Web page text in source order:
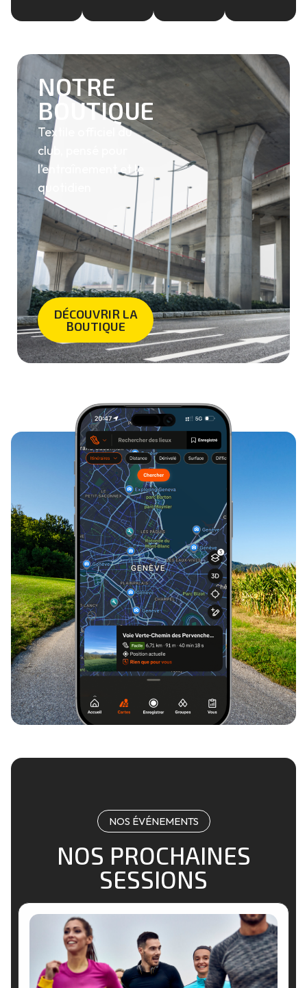
NOTRE
BOUTIQUE
Textile officiel du
club, pensé pour
l’entraînement et le
quotidien
DÉCOUVRIR LA
BOUTIQUE
NOS ÉVÉNEMENTS
NOS PROCHAINES
SESSIONS